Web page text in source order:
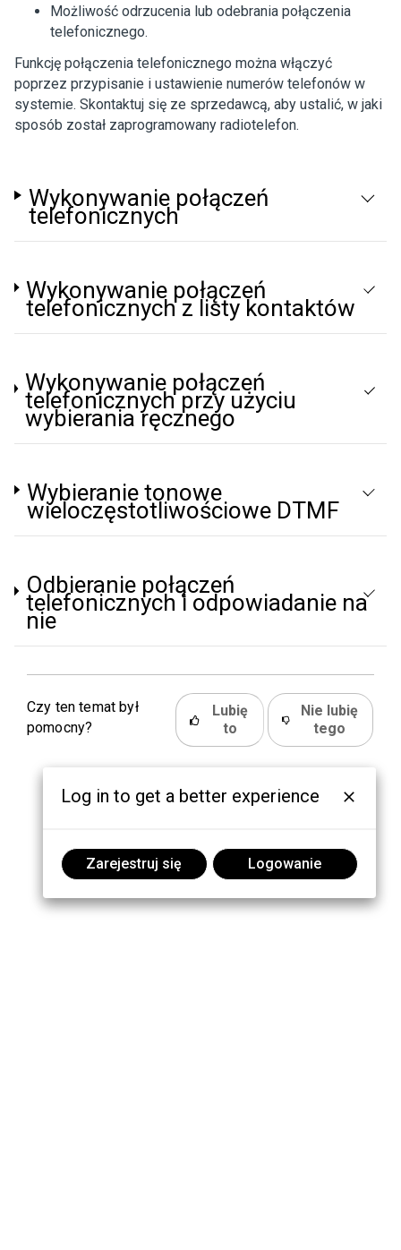
Możliwość odrzucenia lub odebrania połączenia
telefonicznego.
Funkcję połączenia telefonicznego można włączyć
poprzez przypisanie i ustawienie numerów telefonów w
systemie. Skontaktuj się ze sprzedawcą, aby ustalić, w jaki
sposób został zaprogramowany radiotelefon.
Wykonywanie połączeń
telefonicznych
Wykonywanie połączeń
telefonicznych z listy kontaktów
Wykonywanie połączeń
telefonicznych przy użyciu
wybierania ręcznego
Wybieranie tonowe
wieloczęstotliwościowe DTMF
Odbieranie połączeń
telefonicznych i odpowiadanie na
nie
Czy ten temat był
pomocny?
Lubię
to
Nie lubię
tego
Log in to get a better experience
Zarejestruj się Logowanie